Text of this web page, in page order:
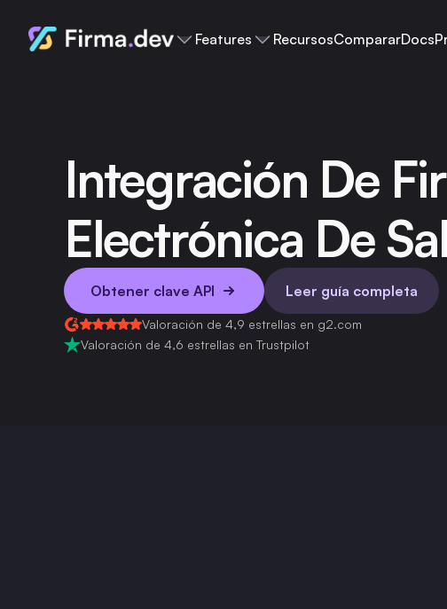
Features RecursosCompararDocs
Integración De
Electrónica De
Obtener clave API Leer guía completa
Valoración de 4,9 estrellas en g2.com
Valoración de 4,6 estrellas en Trustpilot